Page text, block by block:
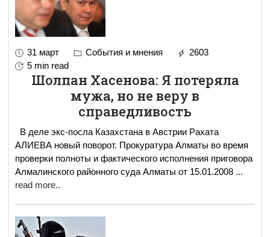
31 март События и мнения
2603
5 min read
Шолпан Хасенова: Я потеряла
мужа, но не веру в
справедливость
В деле экс-посла Казахстана в Австрии Рахата
АЛИЕВА новый поворот. Прокуратура Алматы во время
проверки полноты и фактического исполнения приговора
Алмалинского районного суда Алматы от 15.01.2008 ...
read more..